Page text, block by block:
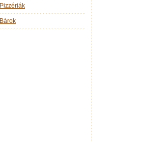
Pizzériák
Bárok